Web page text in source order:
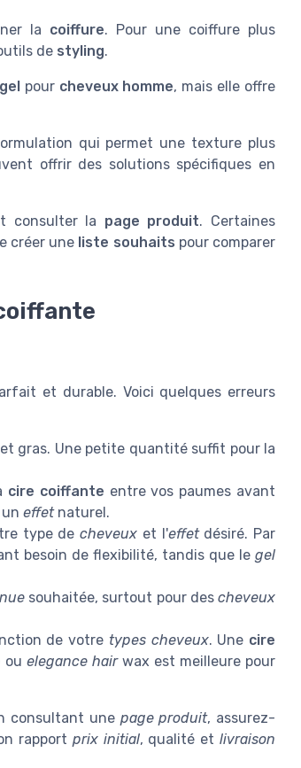
la coiffure. Pour une coiffure plus
de styling.
gelpour cheveux homme, mais elle offre
qui permet une texture plus
offrir des solutions spécifiques en
consulter la page produit. Certaines
créer une liste souhaits pour comparer
et durable. Voici quelques erreurs
gras. Une petite quantité suffit pour la
cire coiffante entre vos paumes avant
effetnaturel.
type de cheveux et l'effetdésiré. Par
besoin de flexibilité, tandis que legel
souhaitée, surtout pour descheveux
de votre types cheveux. Une cire
ou elegance hairwax est meilleure pour
consultant une page produit, assurez-
rapport prix initial, qualité etlivraison